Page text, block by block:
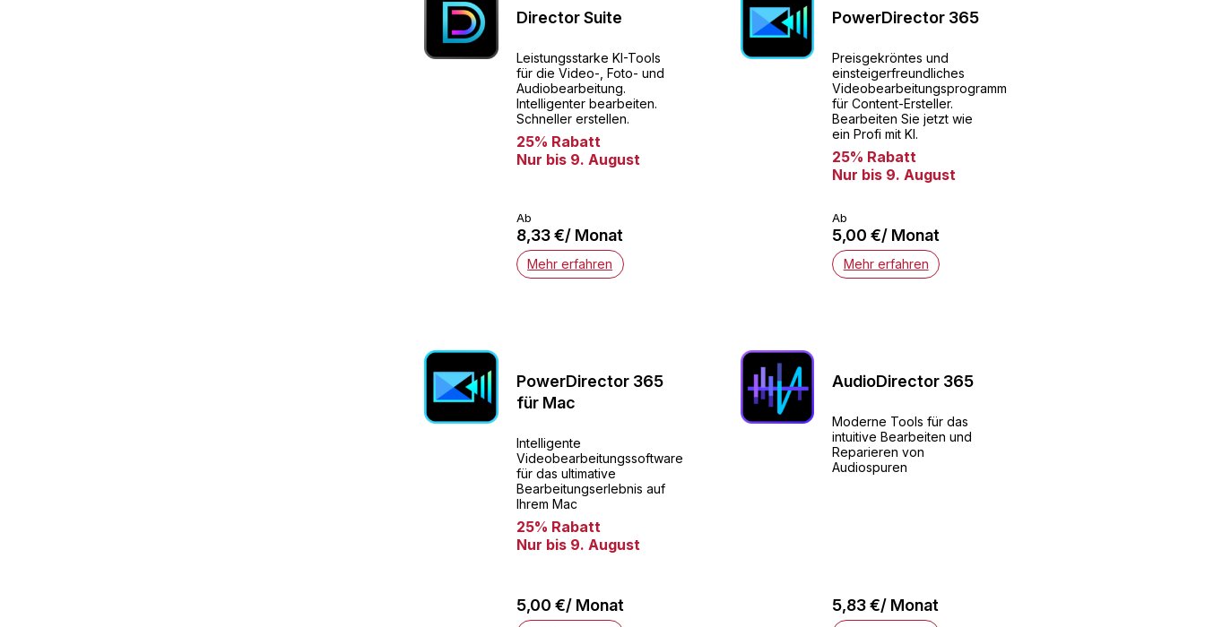
Director Suite
Leistungsstarke KI-Tools
für die Video-, Foto- und
Audiobearbeitung.
Intelligenter bearbeiten.
Schneller erstellen.
25% Rabatt
Nur bis 9. August
Ab
8,33 €/ Monat
Mehr erfahren
PowerDirector 365
Preisgekröntes und
einsteigerfreundliches
Videobearbeitungsprogramm
für Content-Ersteller.
Bearbeiten Sie jetzt wie
ein Profi mit KI.
25% Rabatt
Nur bis 9. August
Ab
5,00 €/ Monat
Mehr erfahren
PowerDirector 365
für Mac
Intelligente
Videobearbeitungssoftware
für das ultimative
Bearbeitungserlebnis auf
Ihrem Mac
25% Rabatt
Nur bis 9. August
5,00 €/ Monat
AudioDirector 365
Moderne Tools für das
intuitive Bearbeiten und
Reparieren von
Audiospuren
5,83 €/ Monat